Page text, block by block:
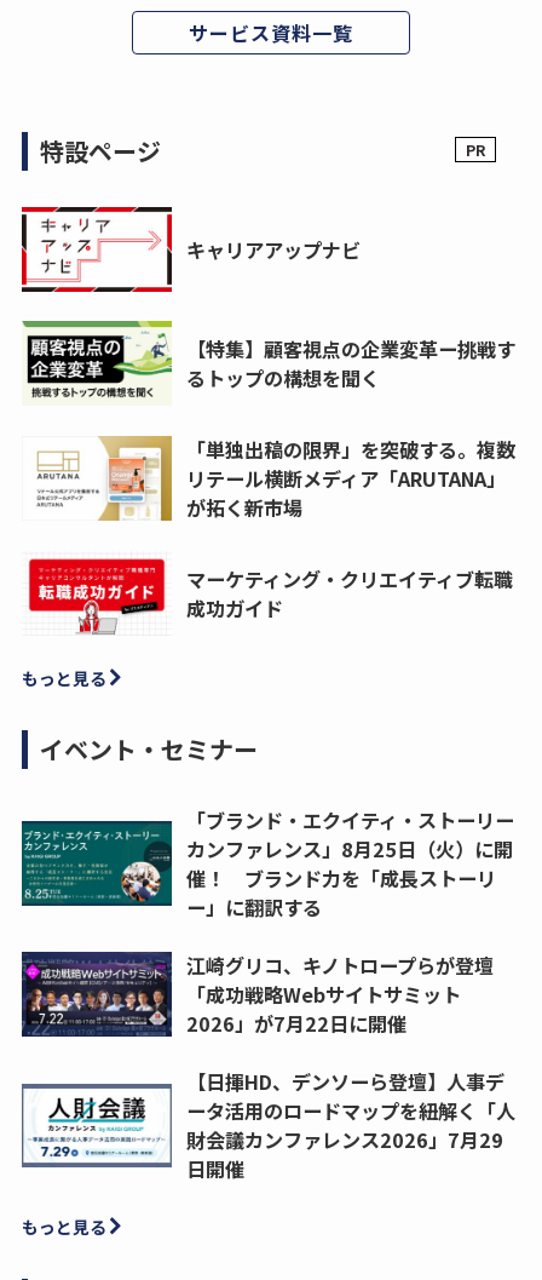
サービス資料一覧
特設ページ
キャリアアップナビ
【特集】顧客視点の企業変革ー挑戦す
るトップの構想を聞く
「単独出稿の限界」を突破する。複数
リテール横断メディア「ARUTANA」
が拓く新市場
マーケティング・クリエイティブ転職
成功ガイド
もっと見る
イベント・セミナー
「ブランド・エクイティ・ストーリー
カンファレンス」8月25日（火）に開
催！ ブランド力を「成長ストーリ
ー」に翻訳する
江崎グリコ、キノトロープらが登壇
「成功戦略Webサイトサミット
2026」が7月22日に開催
【日揮HD、デンソーら登壇】人事デ
ータ活用のロードマップを紐解く「人
財会議カンファレンス2026」7月29
日開催
もっと見る